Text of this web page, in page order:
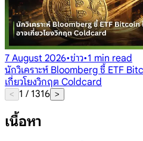
7 August 2026•ข่าว•1 min read
นักวิเคราะห์ Bloomberg ชี้ ETF
เกี่ยวโยงวิกฤต Coldcard
< 1 / 1316 >
เนื้อหา